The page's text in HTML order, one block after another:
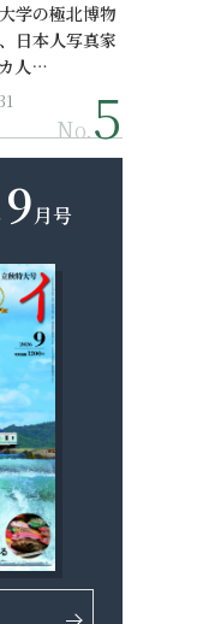
学の極北博物
日本人写真家
人…
No.
9月号